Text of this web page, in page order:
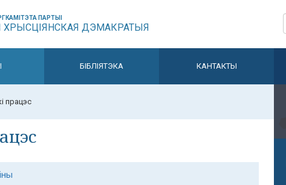
ПАРТЫІ
ХРЫСЦІЯНСКАЯ ДЭМАКРАТЫЯ
БІБЛІЯТЭКА КАНТАКТЫ
працэс